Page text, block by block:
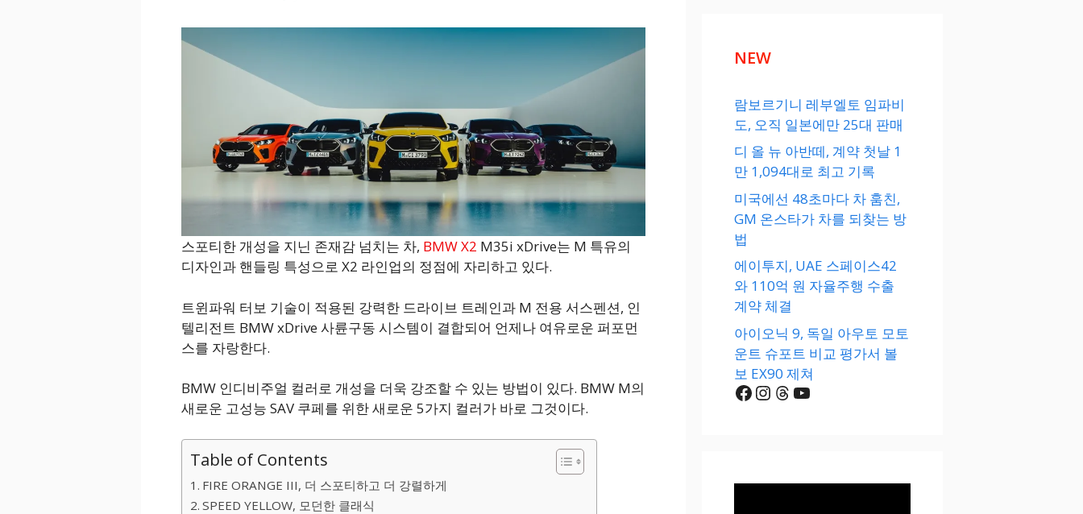
스포티한 개성을 지닌 존재감 넘치는 차, BMW X2 M35i xDrive는 M 특유의
디자인과 핸들링 특성으로 X2 라인업의 정점에 자리하고 있다.
트윈파워 터보 기술이 적용된 강력한 드라이브 트레인과 M 전용 서스펜션, 인
텔리전트 BMW xDrive 사륜구동 시스템이 결합되어 언제나 여유로운 퍼포먼
스를 자랑한다.
BMW 인디비주얼 컬러로 개성을 더욱 강조할 수 있는 방법이 있다. BMW M의
새로운 고성능 SAV 쿠페를 위한 새로운 5가지 컬러가 바로 그것이다.
Table of Contents
FIRE ORANGE III, 더 스포티하고 더 강렬하게
SPEED YELLOW, 모던한 클래식
NEW
람보르기니 레부엘토 임파비
도, 오직 일본에만 25대 판매
디 올 뉴 아반떼, 계약 첫날 1
만 1,094대로 최고 기록
미국에선 48초마다 차 훔친,
GM 온스타가 차를 되찾는 방
법
에이투지, UAE 스페이스42
와 110억 원 자율주행 수출
계약 체결
아이오닉 9, 독일 아우토 모토
운트 슈포트 비교 평가서 볼
보 EX90 제쳐
Facebook
Instagram
Threads
YouTube